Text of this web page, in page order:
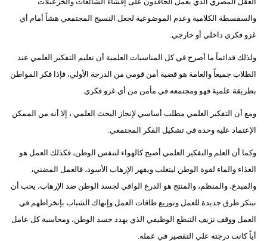
والسفسطة الكلامية وعدم الموضوعية لجعل النسيج المجتمعي هشاً أمام أي
غزو فكري داخلي أو خارجي.
ولذلك فدائماً ما أصرح في كل المناسبات العلمية أن تعليم التفكير العلمي عند
الطلاب جميعاً والعامة هو قضية أمن قومي من الدرجة الأولي، فإذا فكر المواطن
بطريقة علمية فهو ومجتمعه في مأمن من أي غزو فكري.
ومع أن التفكير العلمي مطلب أساسي لإنجاز البحث العلمي ، إلا أنه من الممكن
الإعتماد عليه وحده في تشكيل الفكر المجتمعي.
وكما أن العلم والتفكير العلمي أصبح كالهواء لتنفس الوطن، فكذلك العمل هو
الغذاء والماء لقوة الوطن ليتغلب ويقهر الإرهاب الأسود، فالعمل المضني،
والمبدع، والمنظم، والمنتج هو الدرع الواقي لجسد الوطن ضد الإرهاب، يحب أن
نبتكر طرق جديدة للعمل وتوزيع طاقات العمل وإنهاك الشباب بإنخراطهم في
العمل ووقف نزيف التنطع الوظيفي الذي يهدد جسد الوطن، ومحاسبة كل عامل
أياً كانت درجته علي التقصير في عمله.